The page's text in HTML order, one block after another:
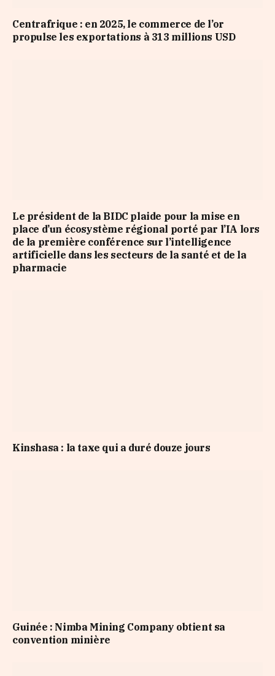
Centrafrique : en 2025, le commerce de l’or
propulse les exportations à 313 millions USD
Le président de la BIDC plaide pour la mise en
place d’un écosystème régional porté par l’IA lors
de la première conférence sur l’intelligence
artificielle dans les secteurs de la santé et de la
pharmacie
Kinshasa : la taxe qui a duré douze jours
Guinée : Nimba Mining Company obtient sa
convention minière